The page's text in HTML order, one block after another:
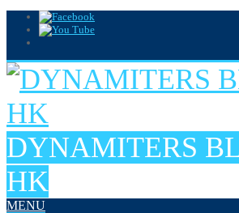
DYNAMITERS
HK
MENU